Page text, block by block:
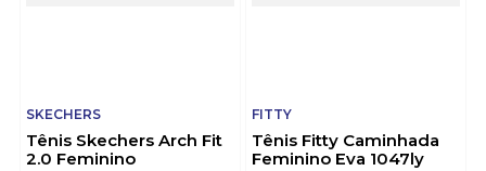
SKECHERS
Tênis Skechers Arch Fit
2.0 Feminino
FITTY
Tênis Fitty Caminhada
Feminino Eva 1047ly